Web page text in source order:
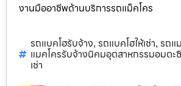
งานมืออาชีพด้านบริการรถแม็คโคร
รถแบคโฮรับจ้าง, รถแบคโฮให้เช่า, รถแ
แมคโครรับจ้างนิคมอุตสาหกรรมอมตะ
เช่า